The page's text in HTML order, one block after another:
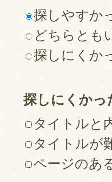
探しやすか
どちらとも
探しにくか
探しにくかっ
タイトルと
タイトルが
ページのあ